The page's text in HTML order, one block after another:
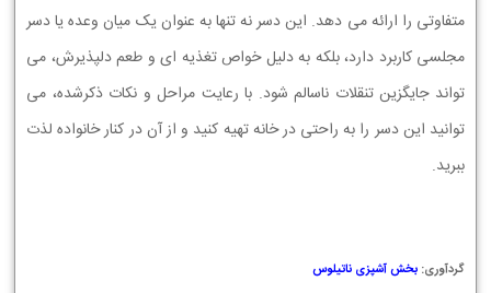
متفاوتی را ارائه می دهد. این دسر نه تنها به عنوان یک میان وعده یا دسر
مجلسی کاربرد دارد، بلکه به دلیل خواص تغذیه ای و طعم دلپذیرش، می
تواند جایگزین تنقلات ناسالم شود. با رعایت مراحل و نکات ذکرشده، می
توانید این دسر را به راحتی در خانه تهیه کنید و از آن در کنار خانواده لذت
ببرید.
گردآوری: بخش آشپزی ناتیلوس